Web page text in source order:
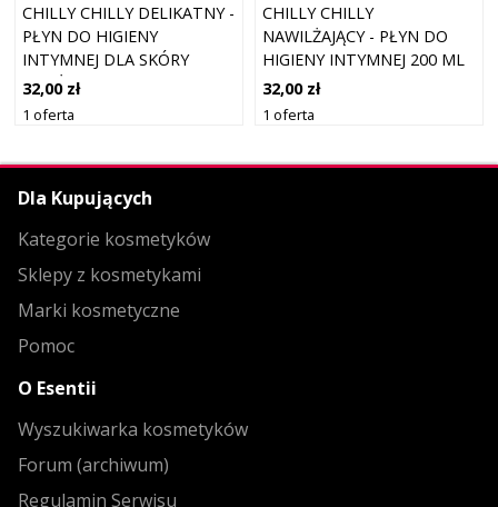
CHILLY CHILLY DELIKATNY -
PŁYN DO HIGIENY
INTYMNEJ DLA SKÓRY
WRAŻLIWEJ 200 ML
32,00 zł
1 oferta
CHILLY CHILLY
NAWILŻAJĄCY - PŁYN DO
HIGIENY INTYMNEJ 200 ML
32,00 zł
1 oferta
Dla Kupujących
Kategorie kosmetyków
Sklepy z kosmetykami
Marki kosmetyczne
Pomoc
O Esentii
Wyszukiwarka kosmetyków
Forum (archiwum)
Regulamin Serwisu